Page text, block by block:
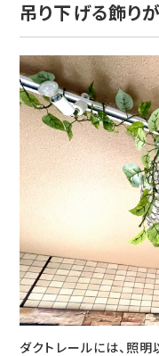
吊り下げる飾り
ダクトレールには、照明